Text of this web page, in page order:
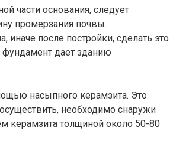
части основания, следует
промерзания почвы.
иначе после постройки, сделать это
дает зданию
насыпного керамзита. Это
необходимо снаружи
керамзита толщиной около 50-80